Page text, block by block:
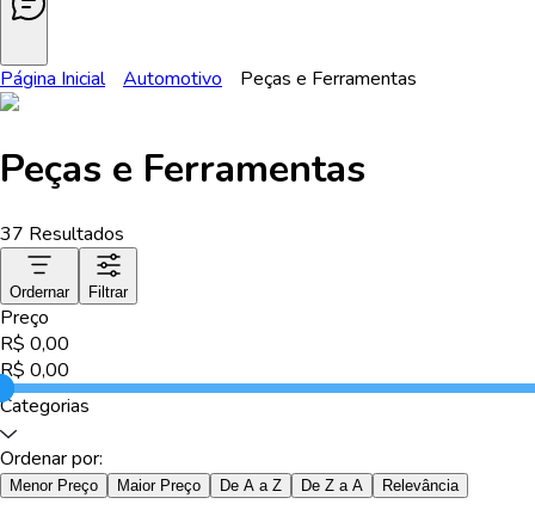
Página Inicial Automotivo Peças e Ferramentas
Peças e Ferramentas
37 Resultados
Ordernar Filtrar
Preço
R$ 0,00
R$ 0,00
Categorias
Ordenar por:
Menor Preço Maior Preço De A a Z De Z a A Relevância